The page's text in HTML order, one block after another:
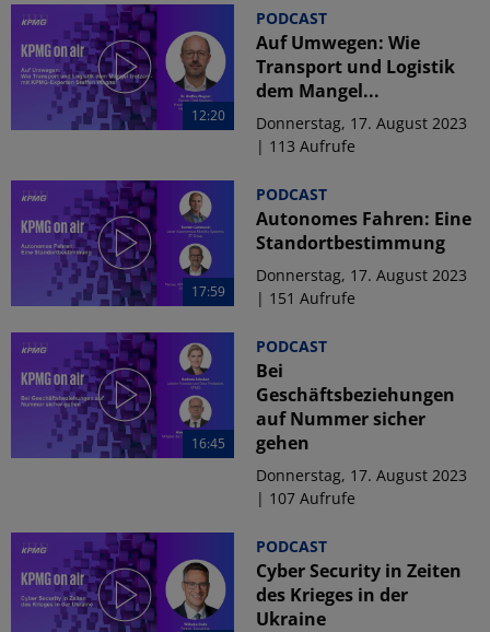
12:20
PODCAST
Auf Umwegen: Wie
Transport und Logistik
dem Mangel...
Donnerstag, 17. August 2023
| 113 Aufrufe
17:59
PODCAST
Autonomes Fahren: Eine
Standortbestimmung
Donnerstag, 17. August 2023
| 151 Aufrufe
16:45
PODCAST
Bei
Geschäftsbeziehungen
auf Nummer sicher
gehen
Donnerstag, 17. August 2023
| 107 Aufrufe
PODCAST
Cyber Security in Zeiten
des Krieges in der
Ukraine